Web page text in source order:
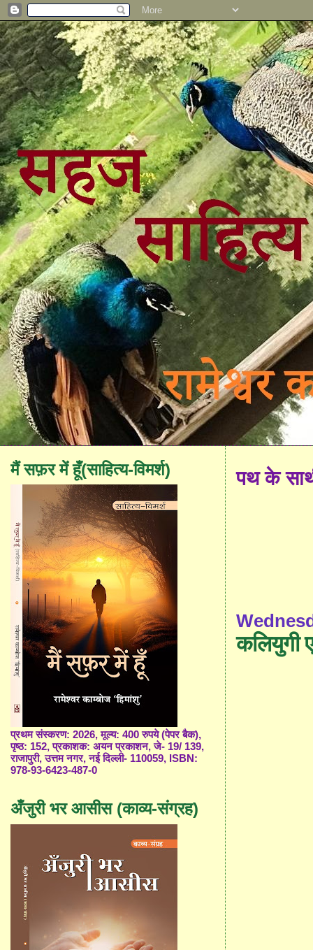
पथ के
कलियुगी
मैं सफ़र में हूँ(साहित्य-विमर्श)
प्रथम संस्करण: 2026, मूल्य: 400 रुपये (पेपर बैक),
पृष्ठ: 152, प्रकाशक: अयन प्रकाशन, जे- 19/ 139,
राजापुरी, उत्तम नगर, नई दिल्ली- 110059, ISBN:
978-93-6423-487-0
अँजुरी भर आसीस (काव्य-संग्रह)